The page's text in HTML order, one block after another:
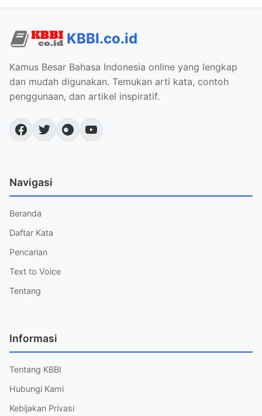
KBBI.co.id
Kamus Besar Bahasa Indonesia online yang lengkap
dan mudah digunakan. Temukan arti kata, contoh
penggunaan, dan artikel inspiratif.
Navigasi
Beranda
Daftar Kata
Pencarian
Text to Voice
Tentang
Informasi
Tentang KBBI
Hubungi Kami
Kebijakan Privasi